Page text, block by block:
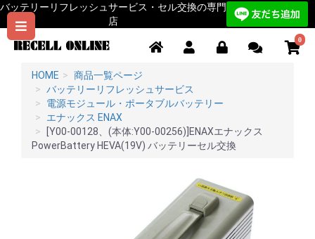
バッテリーリフレッシュサービス・セル交換の専門
店
0
HOME
商品一覧ページ
バッテリーリフレッシュサービス
電源モジュール・ポータブルバッテリー
エナックス ENAX
[Y00-00128、(本体:Y00-00256)]ENAXエナックス
PowerBattery HEVA(19V) バッテリーセル交換